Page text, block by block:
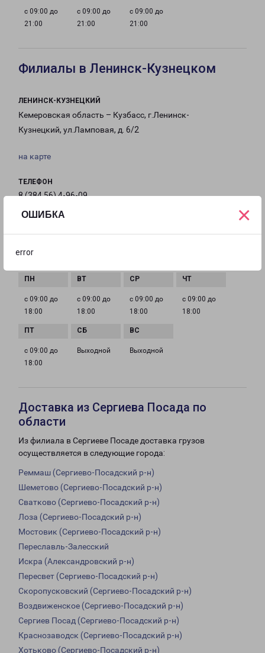
ОШИБКА
error
×
с 09:00 до
21:00
с 09:00 до
21:00
с 09:00 до
21:00
Филиалы в Ленинск-Кузнецком
ЛЕНИНСК-КУЗНЕЦКИЙ
Кемеровская область – Кузбасс, г.Ленинск-
Кузнецкий, ул.Ламповая, д. 6/2
на карте
ТЕЛЕФОН
8 (384 56) 4-96-09
leninsk-fr@pecom.ru
с 09:00 до
18:00
с 09:00 до
18:00
с 09:00 до
18:00
с 09:00 до
18:00
с 09:00 до
18:00
Выходной Выходной
Доставка из Сергиева Посада по
области
Из филиала в Сергиеве Посаде доставка грузов
осуществляется в следующие города:
Реммаш (Сергиево-Посадский р-н)
Шеметово (Сергиево-Посадский р-н)
Сватково (Сергиево-Посадский р-н)
Лоза (Сергиево-Посадский р-н)
Мостовик (Сергиево-Посадский р-н)
Переславль-Залесский
Искра (Александровский р-н)
Пересвет (Сергиево-Посадский р-н)
Скоропусковский (Сергиево-Посадский р-н)
Воздвиженское (Сергиево-Посадский р-н)
Сергиев Посад (Сергиево-Посадский р-н)
Краснозаводск (Сергиево-Посадский р-н)
Хотьково (Сергиево-Посадский р-н)